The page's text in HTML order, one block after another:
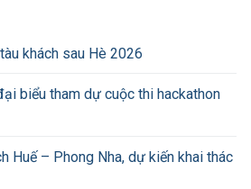
khách sau Hè 2026
biểu tham dự cuộc thi hackathon
Huế – Phong Nha, dự kiến khai thác